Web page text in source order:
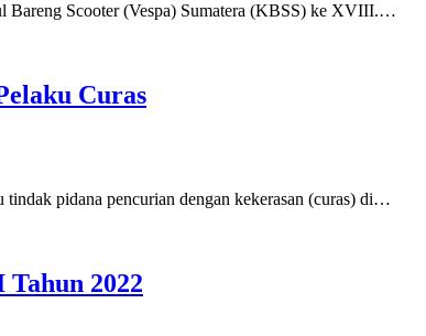
Bareng Scooter (Vespa) Sumatera (KBSS) ke XVIII.…
Curas
pidana pencurian dengan kekerasan (curas) di…
2022